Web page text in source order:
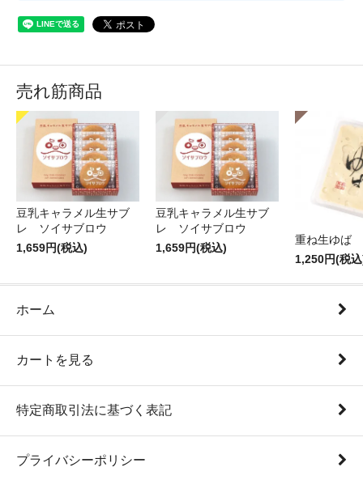
売れ筋商品
豆乳キャラメル生サブ
レ ソイサブロウ
1,659円(税込)
豆乳キャラメル生サブ
レ ソイサブロウ
1,659円(税込)
重ね生ゆば
1,250円(税
ホーム
カートを見る
特定商取引法に基づく表記
プライバシーポリシー